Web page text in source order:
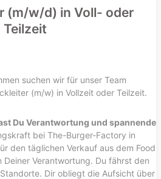
(m/w/d) in Voll- oder
Teilzeit
suchen wir für unser Team
(m/w) in Vollzeit oder Teilzeit.
Du Verantwortung und spannende
bei The-Burger-Factory in
den täglichen Verkauf aus dem Food
Verantwortung. Du fährst den
Dir obliegt die Aufsicht über